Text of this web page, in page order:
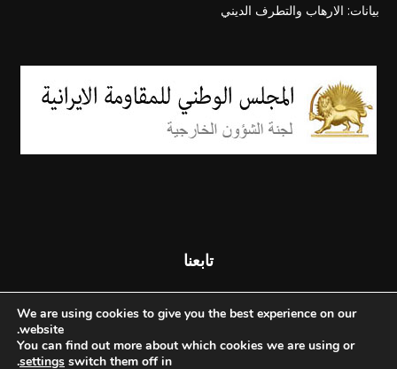
بيانات: الارهاب والتطرف الديني
تابعنا
We are using cookies to give you the best experience on our
website.
You can find out more about which cookies we are using or
switch them off in
settings
.